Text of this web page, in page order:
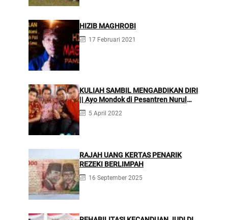
HIZIB MAGHROBI
17 Februari 2021
KULIAH SAMBIL MENGABDIKAN DIRI
|| Ayo Mondok di Pesantren Nurul
Firdaus
5 April 2022
RAJAH UANG KERTAS PENARIK
REZEKI BERLIMPAH
16 September 2025